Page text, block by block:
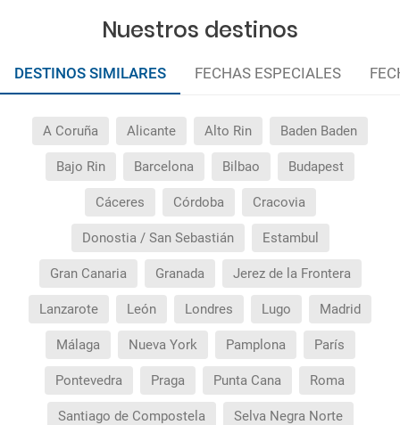
Nuestros destinos
DESTINOS SIMILARES FECHAS ESPECIALES
A Coruña Alicante Alto Rin Baden Baden
Bajo Rin Barcelona Bilbao Budapest
Cáceres Córdoba Cracovia
Donostia / San Sebastián Estambul
Gran Canaria Granada Jerez de la Frontera
Lanzarote León Londres Lugo Madrid
Málaga Nueva York Pamplona París
Pontevedra Praga Punta Cana Roma
Santiago de Compostela Selva Negra Norte